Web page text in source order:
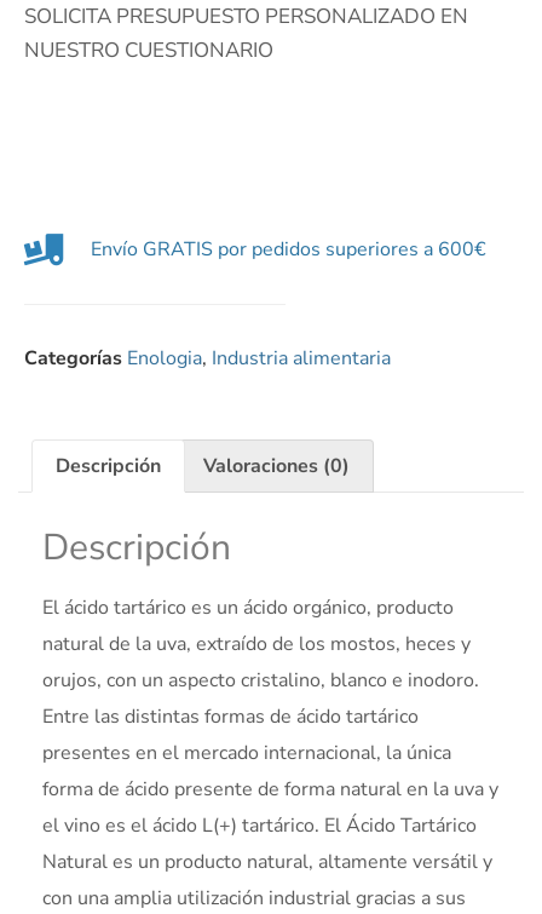
SOLICITA PRESUPUESTO PERSONALIZADO EN
NUESTRO CUESTIONARIO
Envío GRATIS por pedidos superiores a 600€
Categorías Enologia, Industria alimentaria
Descripción Valoraciones (0)
Descripción
El ácido tartárico es un ácido orgánico, producto
natural de la uva, extraído de los mostos, heces y
orujos, con un aspecto cristalino, blanco e inodoro.
Entre las distintas formas de ácido tartárico
presentes en el mercado internacional, la única
forma de ácido presente de forma natural en la uva y
el vino es el ácido L(+) tartárico. El Ácido Tartárico
Natural es un producto natural, altamente versátil y
con una amplia utilización industrial gracias a sus